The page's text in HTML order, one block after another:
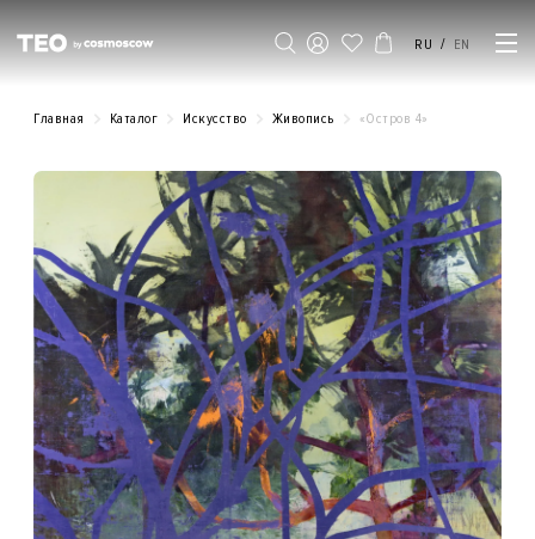
RU / EN
Главная Каталог Искусство Живопись «Остров 4»